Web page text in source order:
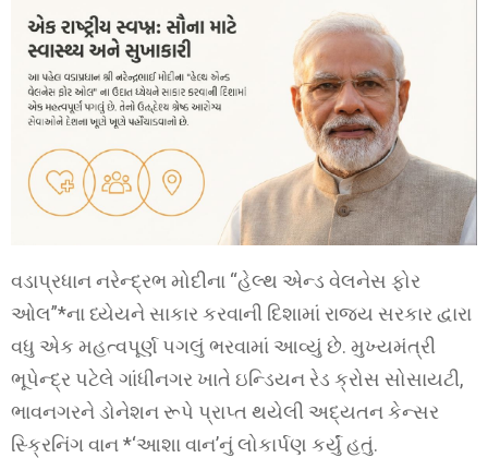
વડાપ્રધાન નરેન્દ્રભ મોદીના “હેલ્થ એન્ડ વેલનેસ ફોર
ઓલ”*ના ધ્યેયને સાકાર કરવાની દિશામાં રાજ્ય સરકાર દ્વારા
વધુ એક મહત્વપૂર્ણ પગલું ભરવામાં આવ્યું છે. મુખ્યમંત્રી
ભૂપેન્દ્ર પટેલે ગાંધીનગર ખાતે ઇન્ડિયન રેડ ક્રોસ સોસાયટી,
ભાવનગરને ડોનેશન રૂપે પ્રાપ્ત થયેલી અદ્યતન કેન્સર
સ્ક્રિનિંગ વાન *‘આશા વાન’નું લોકાર્પણ કર્યું હતું.